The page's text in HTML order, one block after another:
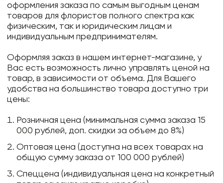
оформления заказа по самым выгодным ценам
товаров для флористов полного спектра как
физическим, так и юридическим лицам и
индивидуальным предпринимателям.
Оформляя заказ в нашем интернет-магазине, у
Вас есть возможность лично управлять ценой на
товар, в зависимости от объема. Для Вашего
удобства на большинство товара доступно три
цены:
Розничная цена (минимальная сумма заказа 15
000 рублей, доп. скидки за объем до 8%)
Оптовая цена (доступна на всех товарах на
общую сумму заказа от 100 000 рублей)
Спеццена (индивидуальная цена на конкретный